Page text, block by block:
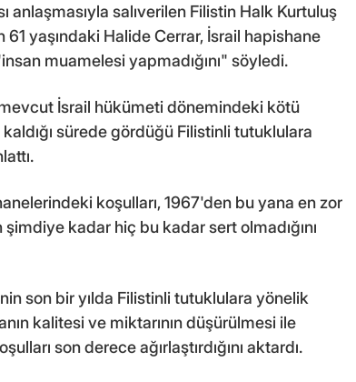
anlaşmasıyla salıverilen Filistin Halk Kurtuluş
yaşındaki Halide Cerrar, İsrail hapishane
muamelesi yapmadığını" söyledi.
İsrail hükümeti dönemindeki kötü
sürede gördüğü Filistinli tutuklulara
koşulları, 1967'den bu yana en zor
kadar hiç bu kadar sert olmadığını
son bir yılda Filistinli tutuklulara yönelik
kalitesi ve miktarının düşürülmesi ile
son derece ağırlaştırdığını aktardı.